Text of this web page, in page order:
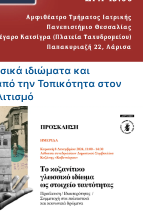
ιδιώματα και
την Τοπικότητα στον